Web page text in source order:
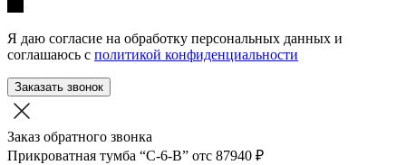
Я даю согласие на обработку персональных данных и
соглашаюсь с политикой конфиденциальности
Заказать звонок
Заказ обратного звонка
Прикроватная тумба “С-6-В” отc 87940 ₽